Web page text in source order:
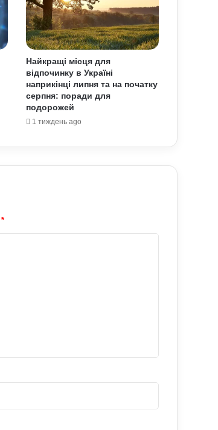
На Полтавщині через удар РФ стався
витік небезпечної хімічної речовини:
що вже відомо
Як надмірне споживання солоного
впливає на організм: приховані
ризики для здоров’я
Найкращі місця для
відпочинку в Україні
наприкінці липня та на початку
серпня: поради для
подорожей
1 тиждень ago
*